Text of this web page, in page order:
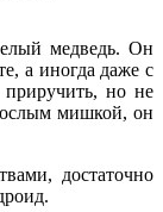
медведь. Он
а иногда даже с
но не
мишкой, он
достаточно